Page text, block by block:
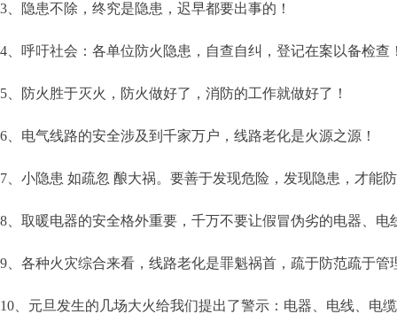
3、隐患不除，终究是隐患，迟早都要出事的！
4、呼吁社会：各单位防火隐患，自查自纠，登记在案以备检查
5、防火胜于灭火，防火做好了，消防的工作就做好了！
6、电气线路的安全涉及到千家万户，线路老化是火源之源！
7、小隐患 如疏忽 酿大祸。要善于发现危险，发现隐患，才能
8、取暖电器的安全格外重要，千万不要让假冒伪劣的电器、
9、各种火灾综合来看，线路老化是罪魁祸首，疏于防范疏于
10、元旦发生的几场大火给我们提出了警示：电器、电线、电